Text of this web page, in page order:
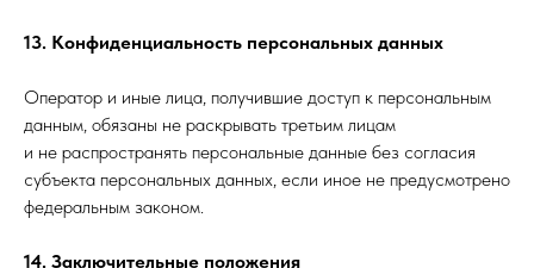
13. Конфиденциальность персональных данных
Оператор и иные лица, получившие доступ к персональным
данным, обязаны не раскрывать третьим лицам
и не распространять персональные данные без согласия
субъекта персональных данных, если иное не предусмотрено
федеральным законом.
14. Заключительные положения